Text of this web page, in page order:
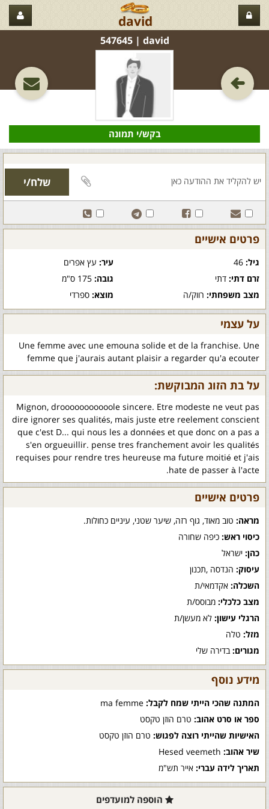
david
david‏ | 547645
בקש/י תמונה
פרטים אישיים
גיל: עיר:עץ אפרים
זרם דתי: דתי גובה:175 ס"מ
מצב משפחתי: רווק/ה מוצא:ספרדי
על עצמי
Une femme avec une emouna solide et de la franchise. Une
femme que j'aurais autant plaisir a regarder qu'a ecouter
על בת הזוג המבוקשת:
Mignon, drooooooooooole sincere. Etre modeste ne veut pas
dire ignorer ses qualités, mais juste etre reelement conscient
que c'est D... qui nous les a données et que donc on a pas a
s'en orgueuillir. pense tres franchement avoir les qualités
requises pour rendre tres heureuse ma future moitié et j'ais
hate de passer à l'acte.
פרטים אישיים
מראה: טוב מאוד, גוף רזה, שיער שטני, עיניים כחולות.
כיסוי ראש: כיפה שחורה
כהן: ישראל
עיסוק: הנדסה ,תכנון
השכלה: אקדמאי/ת
מצב כלכלי: מבוסס/ת
הרגלי עישון: לא מעשן/ת
מזל: טלה
מגורים: בדירה שלי
מידע נוסף
המתנה שהכי הייתי שמח לקבל: ma femme
ספר או סרט אהוב: טרם הוזן טקסט
האישיות שהייתי רוצה לפגוש: טרם הוזן טקסט
שיר אהוב: Hesed veemeth
תאריך לידה עברי: אייר תש"מ
הוספה למועדפים